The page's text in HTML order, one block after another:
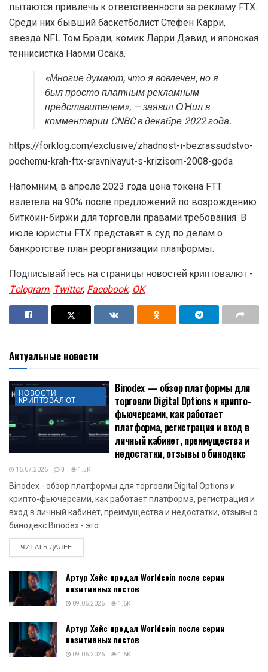
пытаются привлечь к ответственности за рекламу FTX.
Среди них бывший баскетболист Стефен Карри,
звезда NFL Том Брэди, комик Ларри Дэвид и японская
теннисистка Наоми Осака.
«Многие думают, что я вовлечен, но я
был просто платным рекламным
представителем», — заявил О’Нил в
комментарии CNBC в декабре 2022 года.
https://forklog.com/exclusive/zhadnost-i-bezrassudstvo-
pochemu-krah-ftx-sravnivayut-s-krizisom-2008-goda
Напомним, в апреле 2023 года цена токена FTT
взлетела на 90% после предложений по возрождению
биткоин-биржи для торговли правами требования. В
июле юристы FTX представят в суд по делам о
банкротстве план реорганизации платформы.
Подписывайтесь на страницы новостей криптовалют -
Telegram, Twitter, Facebook, OK
Актуальные новости
НОВОСТИ
КРИПТОВАЛЮТ
Binodex — обзор платформы для
торговли Digital Options и крипто-
фьючерсами, как работает
платформа, регистрация и вход в
личный кабинет, преимущества и
недостатки, отзывы о бинодекс
16.07.2026 0 1.5K
Binodex - обзор платформы для торговли Digital Options и
крипто-фьючерсами, как работает платформа, регистрация и
вход в личный кабинет, преимущества и недостатки, отзывы о
бинодекс Binodex - это...
ЧИТАТЬ ДАЛЕЕDETAILS
Артур Хейс продал Worldcoin после серии
позитивных постов
09.06.2026 1.6K
Артур Хейс продал Worldcoin после серии
позитивных постов
09.06.2026 1.6K